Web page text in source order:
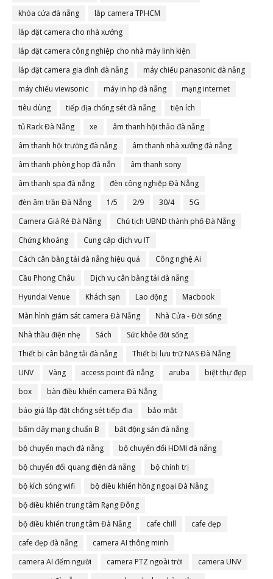
khóa cửa đà nẵng
lắp camera TPHCM
lắp đặt camera cho nhà xưởng
lắp đặt camera công nghiệp cho nhà máy linh kiện
lắp đặt camera gia đình đà nẵng
máy chiếu panasonic đà nẵng
máy chiếu viewsonic
máy in hp đà nẵng
mạng internet
tiêu dùng
tiếp địa chống sét đà nẵng
tiện ích
tủ Rack Đà Nẵng
xe
âm thanh hội thảo đà nẵng
âm thanh hội trường đà nẵng
âm thanh nhà xưởng đà nẵng
âm thanh phòng họp đà nẵn
âm thanh sony
âm thanh spa đà nẵng
đèn công nghiệp Đà Nẵng
đèn âm trần Đà Nẵng
1/5 2/9 30/4
5G
Camera Giá Rẻ Đà Nẵng
Chủ tịch UBND thành phố Đà Nẵng
Chứng khoáng
Cung cấp dịch vụ IT
Cách cân bằng tải đà nẵng hiệu quả
Công nghệ Ai
Cầu Phong Châu
Dịch vụ cân bằng tải đà nẵng
Hyundai Venue
Khách sạn Lao động
Macbook
Màn hình giám sát camera Đà Nẵng
Nhà Cửa - Đời sống
Nhà thầu điện nhẹ
Sách
Sức khỏe đời sống
Thiết bị cân bằng tải đà nẵng
Thiết bị lưu trữ NAS Đà Nẵng
UNV
Vàng access point đà nẵng aruba
biệt thự đẹp
box
bàn điều khiển camera Đà Nẵng
báo giá lắp đặt chống sét tiếp địa
bảo mật
bấm dây mạng chuẩn B
bất động sản đà nẵng
bộ chuyển mạch đà nẵng
bộ chuyển đổi HDMI đà nẵng
bộ chuyển đổi quang điện đà nẵng
bộ chính trị
bộ kích sóng wifi
bộ điều khiển hồng ngoại Đà Nẵng
bộ điều khiển trung tâm Rạng Đông
bộ điều khiển trung tâm Đà Nẵng
cafe chill
cafe đẹp
cafe đẹp đà nẵng
camera AI thông minh
camera AI đếm người
camera PTZ ngoài trời
camera UNV